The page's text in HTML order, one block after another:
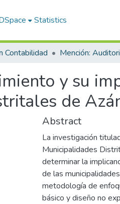
Statistics
Contabilidad
y su
de
Abstract
La investigación
Municipalidades
determinar la
de las
metodología de
básico y diseño no